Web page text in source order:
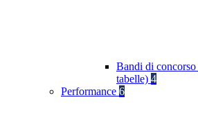
Bandi di
tabelle) 4
Performance 6